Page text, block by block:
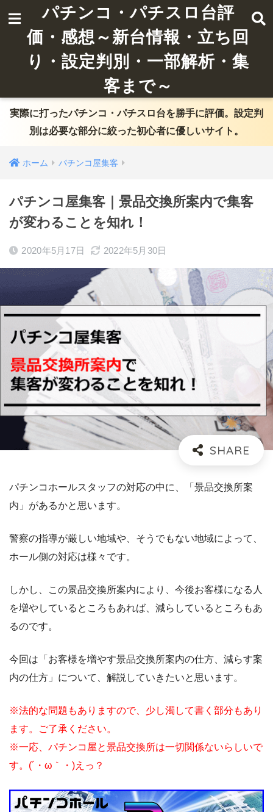
パチンコ・パチスロ台評
価・感想～新台情報・立ち回
り・設定判別・一部解析・集
客まで～
実際に打ったパチンコ・パチスロ台を勝手に評価。設定判
別は必要な部分に絞った初心者に優しいサイト。
ホーム パチンコ屋集客
パチンコ屋集客｜景品交換所案内で集客
が変わることを知れ！
2020年5月17日 2022年5月30日
パチンコホールスタッフの対応の中に、「景品交換所案
内」があるかと思います。
警察の指導が厳しい地域や、そうでもない地域によって、
ホール側の対応は様々です。
しかし、この景品交換所案内により、今後お客様になる人
を増やしているところもあれば、減らしているところもあ
るのです。
今回は「お客様を増やす景品交換所案内の仕方、減らす案
内の仕方」について、解説していきたいと思います。
※法的な問題もありますので、少し濁して書く部分もあり
ます。ご了承ください。
※一応、パチンコ屋と景品交換所は一切関係ないらしいで
す。(´・ω｀・)えっ？